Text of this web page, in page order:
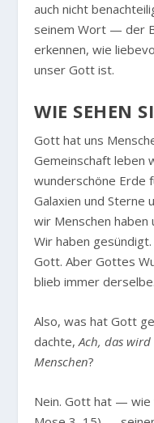
auch nicht
seinem Wort — der
erkennen, wie
unser Gott ist.
WIE SEHEN
Gott hat uns
Gemeinschaft leben
wunderschöne Erde
Galaxien und Sterne
wir Menschen
Wir haben
Gott. Aber Gottes
blieb immer derselbe.
Also, was hat Gott
dachte,Ach, das
Menschen?
Nein. Gott hat — wie